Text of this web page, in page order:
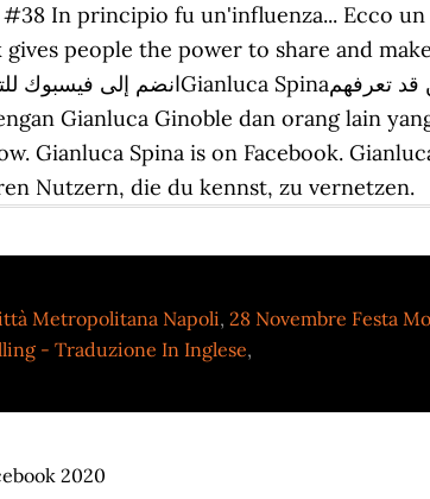
#38 In principio fu un'influenza... Ecco
gives people the power to share and
Gianluca Ginoble dan orang lain
Gianluca Spina is on Facebook.
Nutzern, die du kennst, zu vernetzen.
Metropolitana Napoli, 28 Novembre Festa
- Traduzione In Inglese,
2020